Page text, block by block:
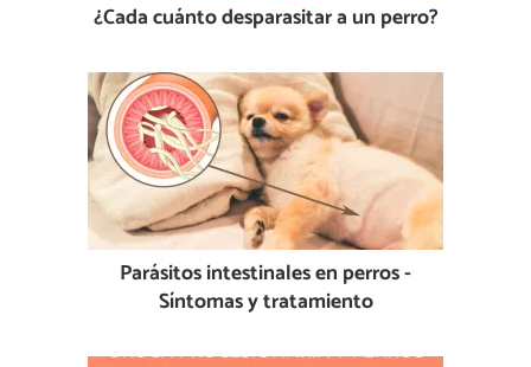
¿Cada cuánto desparasitar a un perro?
Parásitos intestinales en perros -
Síntomas y tratamiento